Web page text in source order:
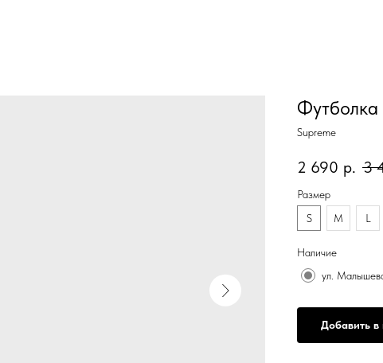
Футболка
Supreme
2 690 р. 3
Размер
S
M L
Наличие
ул.
Добавить в